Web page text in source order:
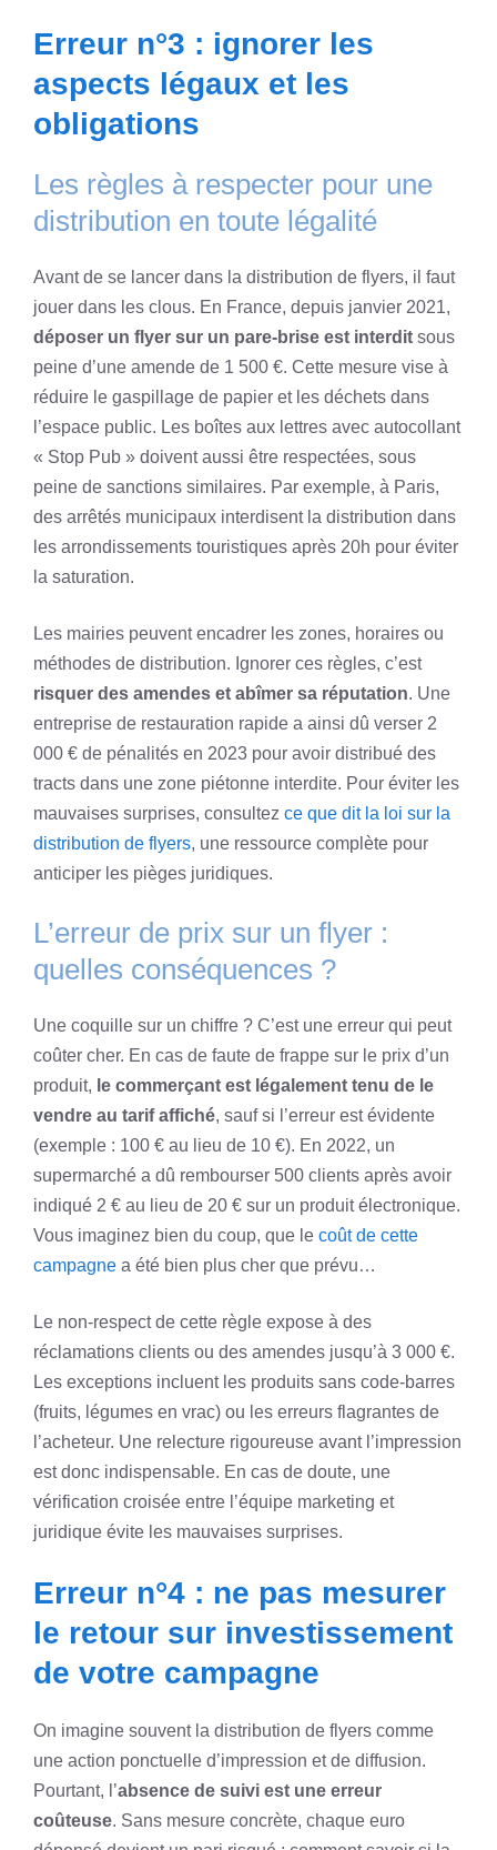
Erreur n°3 : ignorer les
aspects légaux et les
obligations
Les règles à respecter pour une
distribution en toute légalité
Avant de se lancer dans la distribution de flyers, il faut
jouer dans les clous. En France, depuis janvier 2021,
déposer un flyer sur un pare-brise est interdit sous
peine d’une amende de 1 500 €. Cette mesure vise à
réduire le gaspillage de papier et les déchets dans
l’espace public. Les boîtes aux lettres avec autocollant
« Stop Pub » doivent aussi être respectées, sous
peine de sanctions similaires. Par exemple, à Paris,
des arrêtés municipaux interdisent la distribution dans
les arrondissements touristiques après 20h pour éviter
la saturation.
Les mairies peuvent encadrer les zones, horaires ou
méthodes de distribution. Ignorer ces règles, c’est
risquer des amendes et abîmer sa réputation. Une
entreprise de restauration rapide a ainsi dû verser 2
000 € de pénalités en 2023 pour avoir distribué des
tracts dans une zone piétonne interdite. Pour éviter les
mauvaises surprises, consultez ce que dit la loi sur la
distribution de flyers, une ressource complète pour
anticiper les pièges juridiques.
L’erreur de prix sur un flyer :
quelles conséquences ?
Une coquille sur un chiffre ? C’est une erreur qui peut
coûter cher. En cas de faute de frappe sur le prix d’un
produit, le commerçant est légalement tenu de le
vendre au tarif affiché, sauf si l’erreur est évidente
(exemple : 100 € au lieu de 10 €). En 2022, un
supermarché a dû rembourser 500 clients après avoir
indiqué 2 € au lieu de 20 € sur un produit électronique.
Vous imaginez bien du coup, que le coût de cette
campagne a été bien plus cher que prévu…
Le non-respect de cette règle expose à des
réclamations clients ou des amendes jusqu’à 3 000 €.
Les exceptions incluent les produits sans code-barres
(fruits, légumes en vrac) ou les erreurs flagrantes de
l’acheteur. Une relecture rigoureuse avant l’impression
est donc indispensable. En cas de doute, une
vérification croisée entre l’équipe marketing et
juridique évite les mauvaises surprises.
Erreur n°4 : ne pas mesurer
le retour sur investissement
de votre campagne
On imagine souvent la distribution de flyers comme
une action ponctuelle d’impression et de diffusion.
Pourtant, l’absence de suivi est une erreur
coûteuse. Sans mesure concrète, chaque euro